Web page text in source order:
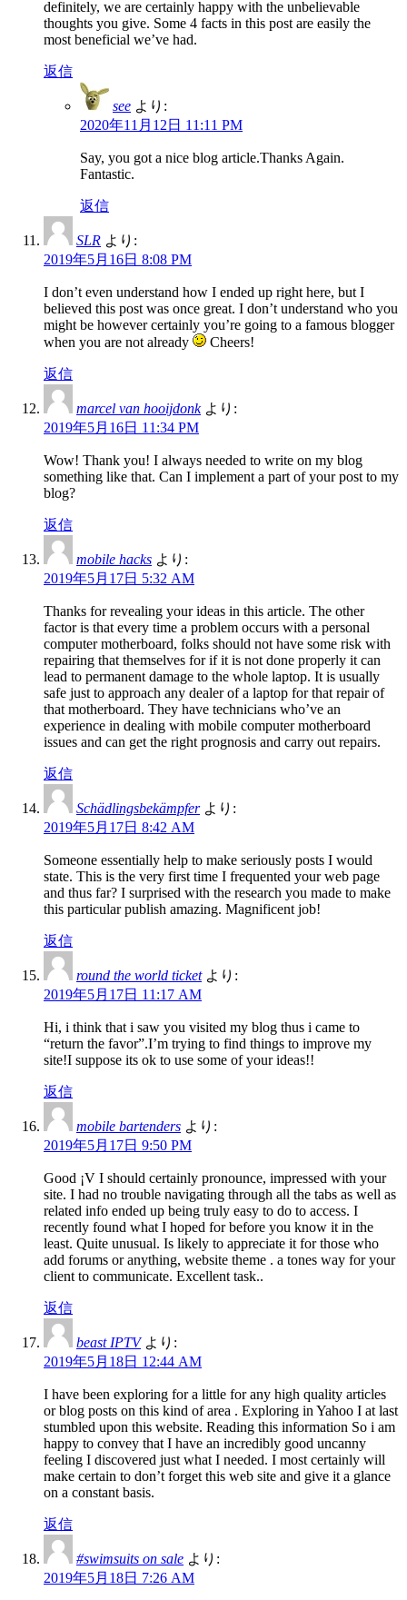
definitely, we are certainly happy with the unbelievable
thoughts you give. Some 4 facts in this post are easily the
most beneficial we’ve had.
返信
see より:
2020年11月12日 11:11 PM
Say, you got a nice blog article.Thanks Again.
Fantastic.
返信
SLR より:
2019年5月16日 8:08 PM
I don’t even understand how I ended up right here, but I
believed this post was once great. I don’t understand who you
might be however certainly you’re going to a famous blogger
when you are not already
Cheers!
返信
marcel van hooijdonk より:
2019年5月16日 11:34 PM
Wow! Thank you! I always needed to write on my blog
something like that. Can I implement a part of your post to my
blog?
返信
mobile hacks より:
2019年5月17日 5:32 AM
Thanks for revealing your ideas in this article. The other
factor is that every time a problem occurs with a personal
computer motherboard, folks should not have some risk with
repairing that themselves for if it is not done properly it can
lead to permanent damage to the whole laptop. It is usually
safe just to approach any dealer of a laptop for that repair of
that motherboard. They have technicians who’ve an
experience in dealing with mobile computer motherboard
issues and can get the right prognosis and carry out repairs.
返信
Schädlingsbekämpfer より:
2019年5月17日 8:42 AM
Someone essentially help to make seriously posts I would
state. This is the very first time I frequented your web page
and thus far? I surprised with the research you made to make
this particular publish amazing. Magnificent job!
返信
round the world ticket より:
2019年5月17日 11:17 AM
Hi, i think that i saw you visited my blog thus i came to
“return the favor”.I’m trying to find things to improve my
site!I suppose its ok to use some of your ideas!!
返信
mobile bartenders より:
2019年5月17日 9:50 PM
Good ¡V I should certainly pronounce, impressed with your
site. I had no trouble navigating through all the tabs as well as
related info ended up being truly easy to do to access. I
recently found what I hoped for before you know it in the
least. Quite unusual. Is likely to appreciate it for those who
add forums or anything, website theme . a tones way for your
client to communicate. Excellent task..
返信
beast IPTV より:
2019年5月18日 12:44 AM
I have been exploring for a little for any high quality articles
or blog posts on this kind of area . Exploring in Yahoo I at last
stumbled upon this website. Reading this information So i am
happy to convey that I have an incredibly good uncanny
feeling I discovered just what I needed. I most certainly will
make certain to don’t forget this web site and give it a glance
on a constant basis.
返信
#swimsuits on sale より:
2019年5月18日 7:26 AM